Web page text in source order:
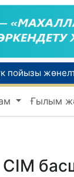
пойызы
келді?
Ғылым
СІМ